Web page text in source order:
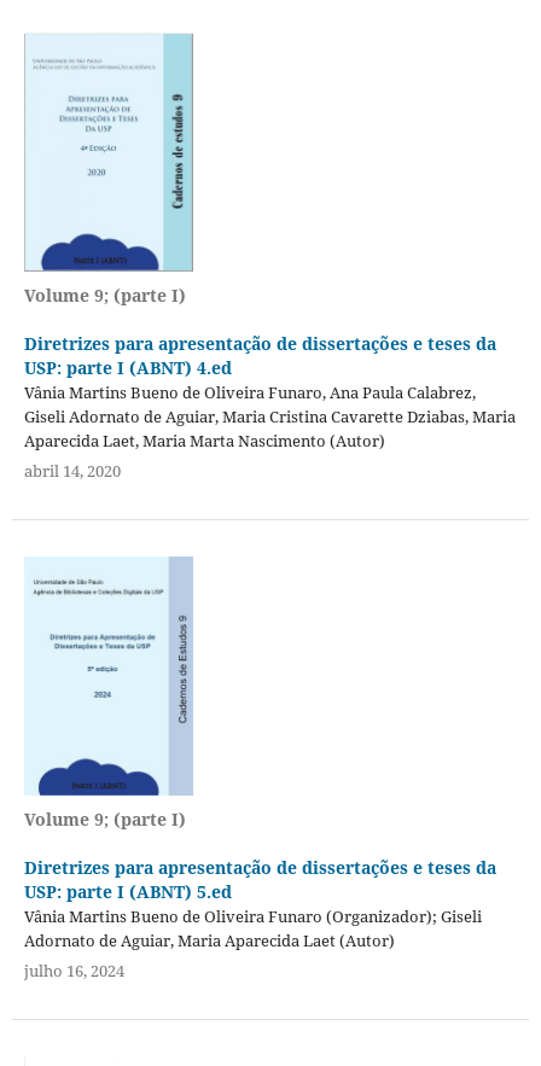
Volume 9; (parte I)
Diretrizes para apresentação de dissertações e teses da
USP: parte I (ABNT) 4.ed
Vânia Martins Bueno de Oliveira Funaro, Ana Paula Calabrez,
Giseli Adornato de Aguiar, Maria Cristina Cavarette Dziabas, Maria
Aparecida Laet, Maria Marta Nascimento (Autor)
abril 14, 2020
Volume 9; (parte I)
Diretrizes para apresentação de dissertações e teses da
USP: parte I (ABNT) 5.ed
Vânia Martins Bueno de Oliveira Funaro (Organizador); Giseli
Adornato de Aguiar, Maria Aparecida Laet (Autor)
julho 16, 2024